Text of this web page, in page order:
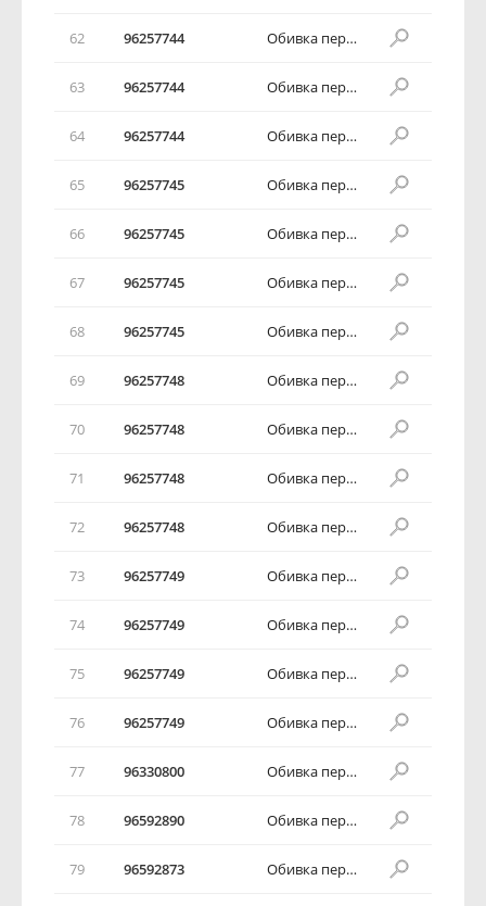
62 96257744 Обивка передней двери в сборе
63 96257744 Обивка передней двери в сборе
64 96257744 Обивка передней двери в сборе
65 96257745 Обивка передней двери в сборе
66 96257745 Обивка передней двери в сборе
67 96257745 Обивка передней двери в сборе
68 96257745 Обивка передней двери в сборе
69 96257748 Обивка передней двери в сборе
70 96257748 Обивка передней двери в сборе
71 96257748 Обивка передней двери в сборе
72 96257748 Обивка передней двери в сборе
73 96257749 Обивка передней двери в сборе
74 96257749 Обивка передней двери в сборе
75 96257749 Обивка передней двери в сборе
76 96257749 Обивка передней двери в сборе
77 96330800 Обивка передней двери в сборе
78 96592890 Обивка передней двери в сборе
79 96592873 Обивка передней двери в сборе